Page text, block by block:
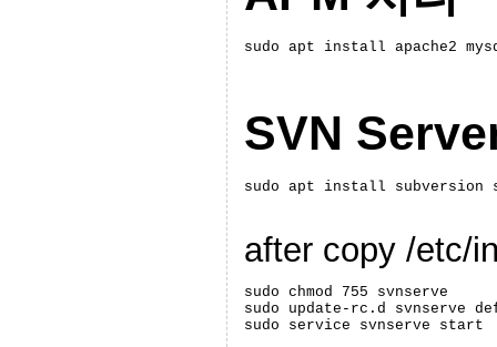
sudo apt install apache2
SVN
sudo apt install subversion
after copy /etc/
sudo chmod 755 svnserve
sudo update-rc.d svnserve
sudo service svnserve start